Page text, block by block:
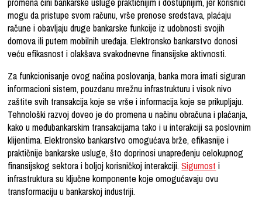
mogu da pristupe svom računu, vrše prenose sredstava, plaćaju
račune i obavljaju druge bankarske funkcije iz udobnosti svojih
domova ili putem mobilnih uređaja. Elektronsko bankarstvo donosi
veću efikasnost i olakšava svakodnevne finansijske aktivnosti.
Za funkcionisanje ovog načina poslovanja, banka mora imati siguran
informacioni sistem, pouzdanu mrežnu infrastrukturu i visok nivo
zaštite svih transakcija koje se vrše i informacija koje se prikupljaju.
Tehnološki razvoj doveo je do promena u načinu obračuna i plaćanja,
kako u međubankarskim transakcijama tako i u interakciji sa poslovnim
klijentima. Elektronsko bankarstvo omogućava brže, efikasnije i
praktičnije bankarske usluge, što doprinosi unapređenju celokupnog
finansijskog sektora i boljoj korisničkoj interakciji.Sigurnost i
infrastruktura su ključne komponente koje omogućavaju ovu
transformaciju u bankarskoj industriji.